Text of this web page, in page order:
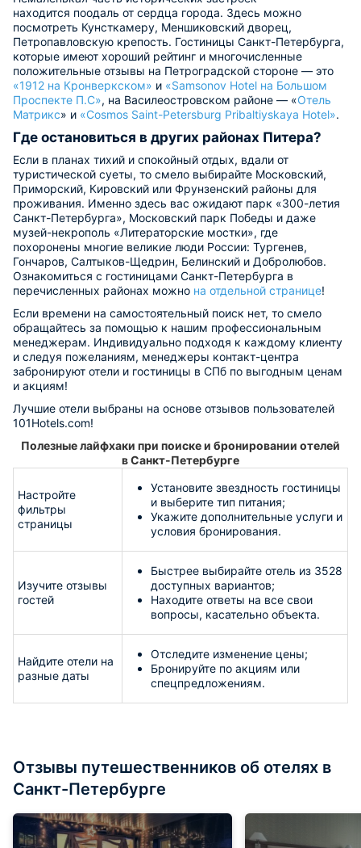
находится поодаль от сердца города. Здесь можно
посмотреть Кунсткамеру, Меншиковский дворец,
Петропавловскую крепость. Гостиницы Санкт-Петербурга,
которые имеют хороший рейтинг и многочисленные
положительные отзывы на Петроградской стороне — это
«1912 на Кронверкском» и «Samsonov Hotel на Большом
Проспекте П.С», на Василеостровском районе — «Отель
Матрикс» и «Cosmos Saint-Petersburg Pribaltiyskaya Hotel».
Где остановиться в других районах Питера?
Если в планах тихий и спокойный отдых, вдали от
туристической суеты, то смело выбирайте Московский,
Приморский, Кировский или Фрунзенский районы для
проживания. Именно здесь вас ожидают парк «300-летия
Санкт-Петербурга», Московский парк Победы и даже
музей-некрополь «Литераторские мостки», где
похоронены многие великие люди России: Тургенев,
Гончаров, Салтыков-Щедрин, Белинский и Добролюбов.
Ознакомиться с гостиницами Санкт-Петербурга в
перечисленных районах можно на отдельной странице!
Если времени на самостоятельный поиск нет, то смело
обращайтесь за помощью к нашим профессиональным
менеджерам. Индивидуально подходя к каждому клиенту
и следуя пожеланиям, менеджеры контакт-центра
забронируют отели и гостиницы в СПб по выгодным ценам
и акциям!
Лучшие отели выбраны на основе отзывов пользователей
101Hotels.com!
Полезные лайфхаки при поиске и бронировании отелей
в Санкт-Петербурге
Настройте
фильтры
страницы
Установите звездность гостиницы
и выберите тип питания;
Укажите дополнительные услуги и
условия бронирования.
Изучите отзывы
гостей
Быстрее выбирайте отель из 3528
доступных вариантов;
Находите ответы на все свои
вопросы, касательно объекта.
Найдите отели на
разные даты
Отследите изменение цены;
Бронируйте по акциям или
спецпредложениям.
Отзывы путешественников об отелях в
Санкт-Петербурге